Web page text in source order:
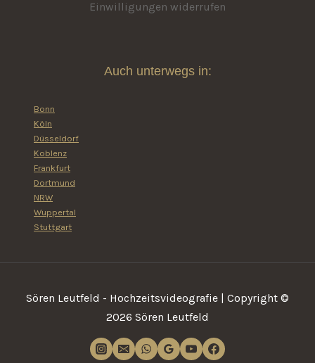
Einwilligungen widerrufen
Auch unterwegs in:
Bonn
Köln
Düsseldorf
Koblenz
Frankfurt
Dortmund
NRW
Wuppertal
Stuttgart
Sören Leutfeld - Hochzeitsvideografie | Copyright ©
2026 Sören Leutfeld